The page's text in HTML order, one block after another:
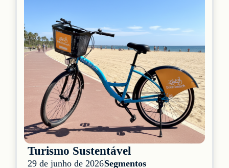
Turismo Sustentável
29 de junho de 2026Segmentos